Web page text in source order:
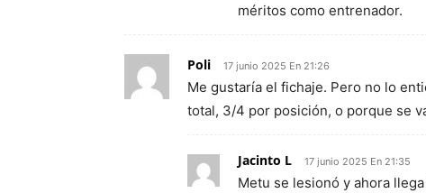
méritos como entrenador.
Poli 17 junio 2025 En 21:26
Me gustaría el fichaje. Pero no lo
total, 3/4 por posición, o porque se
Jacinto L 17 junio 2025 En 21:35
Metu se lesionó y ahora